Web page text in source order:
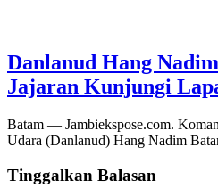
Danlanud Hang
Jajaran Kunjungi
Batam — Jambiekspose.com.
Udara (Danlanud) Hang Nadim
Tinggalkan Balasan